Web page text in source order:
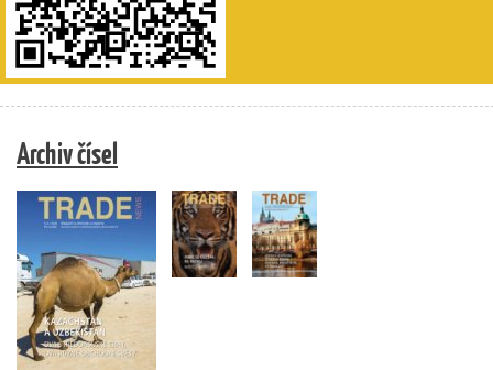
Archiv čísel